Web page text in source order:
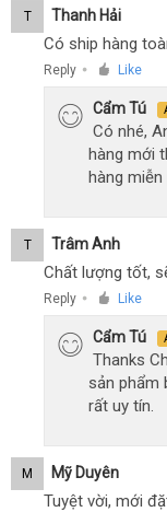
T Thanh Hải
Có ship hàng
Reply ● Like
Cẩm Tú
Có nhé,
hàng mới
hàng
T Trâm Anh
Chất lượng tốt,
Reply ● Like
Cẩm Tú
Thanks
sản phẩm
rất uy tín.
M Mỹ Duyên
Tuyệt vời, mới